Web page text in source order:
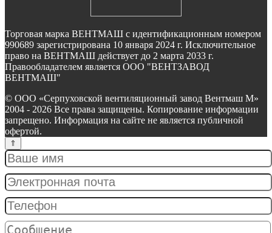
Торговая марка ВЕНТМАШ с идентификационным номером
990689 зарегистрирована 10 января 2024 г. Исключительное
право на ВЕНТМАШ действует до 2 марта 2033 г.
Правообладателем является ООО "ВЕНТЗАВОД
ВЕНТМАШ"
© ООО «Серпуховской вентиляционный завод Вентмаш М»
2004 - 2026 Все права защищены. Копирование информации
запрещено. Информация на сайте не является публичной
офертой.